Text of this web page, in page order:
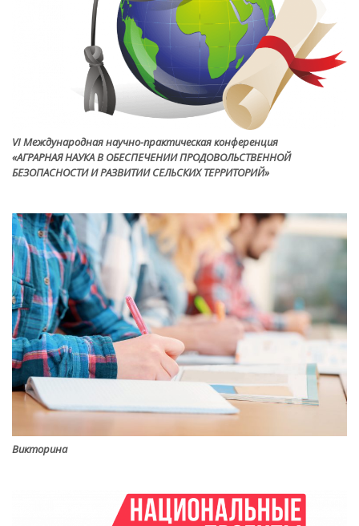
VI Международная научно-практическая конференция
«АГРАРНАЯ НАУКА В ОБЕСПЕЧЕНИИ ПРОДОВОЛЬСТВЕННОЙ
БЕЗОПАСНОСТИ И РАЗВИТИИ СЕЛЬСКИХ ТЕРРИТОРИЙ»
Викторина